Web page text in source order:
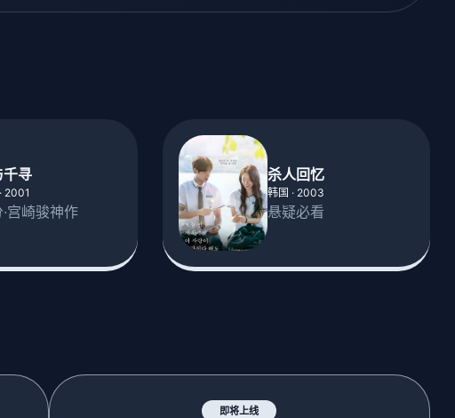
千寻
2001
宫崎骏神作
杀人回忆
韩国 · 2003
悬疑必看
即将上线